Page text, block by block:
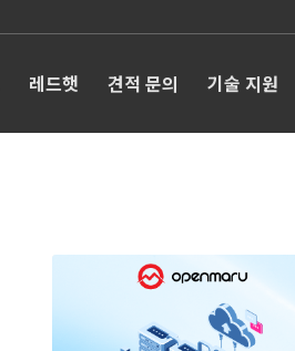
레드햇 견적 문의 기술 지원